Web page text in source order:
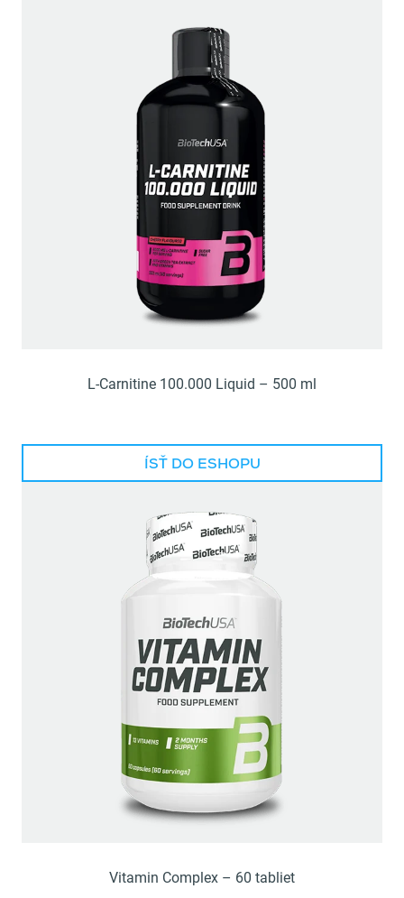
L-Carnitine 100.000 Liquid – 500 ml
ÍSŤ DO ESHOPU
Vitamin Complex – 60 tabliet